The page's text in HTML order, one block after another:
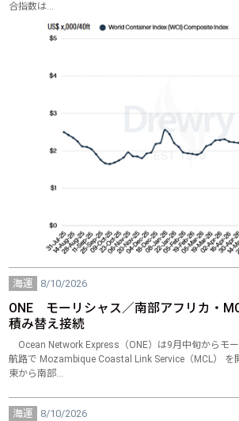
合指数は…
海運 8/10/2026
ONE モーリシャス／南部アフリカ・
積み替え接続
Ocean Network Express（ONE）は9月中旬からモ
航路で Mozambique Coastal Link Service（MCL）
東から南部…
海運 8/10/2026